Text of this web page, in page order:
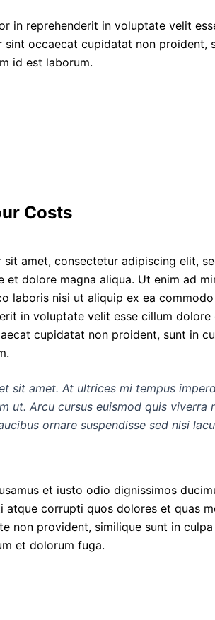
in reprehenderit in voluptate velit
sint occaecat cupidatat non proident,
id est laborum.
Costs
sit amet, consectetur adipiscing elit,
et dolore magna aliqua. Ut enim ad
laboris nisi ut aliquip ex ea
in voluptate velit esse cillum dolore
cupidatat non proident, sunt in
sit amet. At ultrices mi tempus
ut. Arcu cursus euismod quis viverra
ornare suspendisse sed nisi
et iusto odio dignissimos
atque corrupti quos dolores et quas
non provident, similique sunt in
et dolorum fuga.